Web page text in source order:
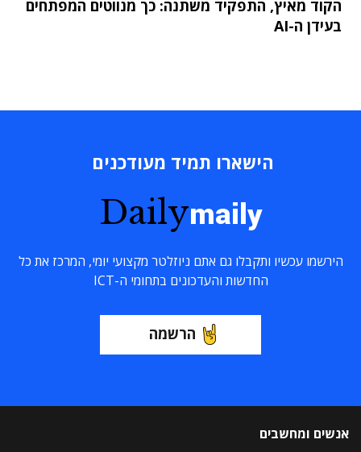
הקוד מאיץ, התפקיד משתנה: כך מנווטים המפתחים
בעידן ה-AI
הישארו תמיד מעודכנים
Dailymaily
הירשמו עכשיו ותקבלו גם אתם ניוזלטר מקצועי יומי, המרכז את כל
החדשות והעדכונים בתחומי ה-ICT
הרשמה
אנשים ומחשבים